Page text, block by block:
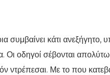
συμβαίνει κάτι
Οι οδηγοί σέβονται
ντρέπεσαι. Με το που